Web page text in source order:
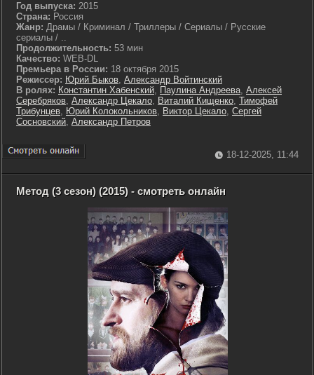
Год выпуска: 2015
Страна: Россия
Жанр: Драмы / Криминал / Триллеры / Сериалы / Русские
сериалы / ..
Продолжительность: 53 мин
Качество: WEB-DL
Премьера в России: 18 октября 2015
Режиссер: Юрий Быков, Александр Войтинский
В ролях: Константин Хабенский, Паулина Андреева, Алексей
Серебряков, Александр Цекало, Виталий Кищенко, Тимофей
Трибунцев, Юрий Колокольников, Виктор Цекало, Сергей
Сосновский, Александр Петров
18-12-2025, 11:44
Метод (3 сезон) (2015) - смотреть онлайн